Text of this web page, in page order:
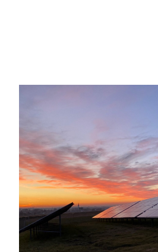
Smart working
Ambiente internazionale
Sostenibilità in Azione
Diversità, equità e inclusione
Offerte di Lavoro
Processo di selezione